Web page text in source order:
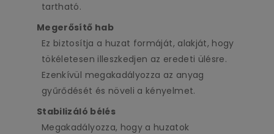
tartható.
Megerősítő hab
Ez biztosítja a huzat formáját, alakját, hogy
tökéletesen illeszkedjen az eredeti ülésre.
Ezenkívül megakadályozza az anyag
gyűrődését és növeli a kényelmet.
Stabilizáló bélés
Megakadályozza, hogy a huzatok